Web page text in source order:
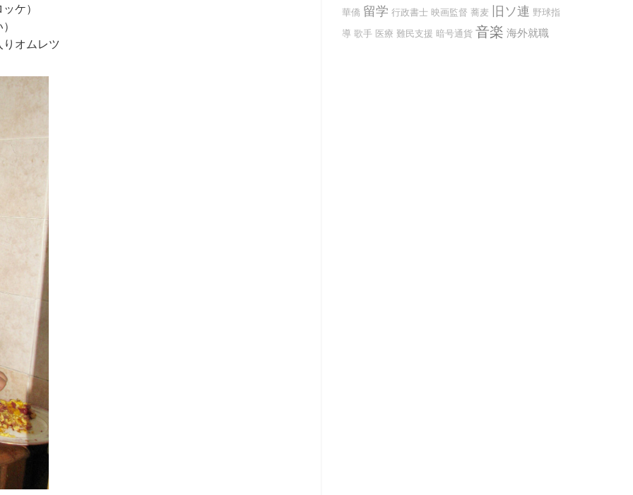
ケ）
オムレツ
華僑 留学 行政書士 映画監督 蕎麦 旧ソ連 野球指
導 歌手 医療 難民支援 暗号通貨 音楽 海外就職